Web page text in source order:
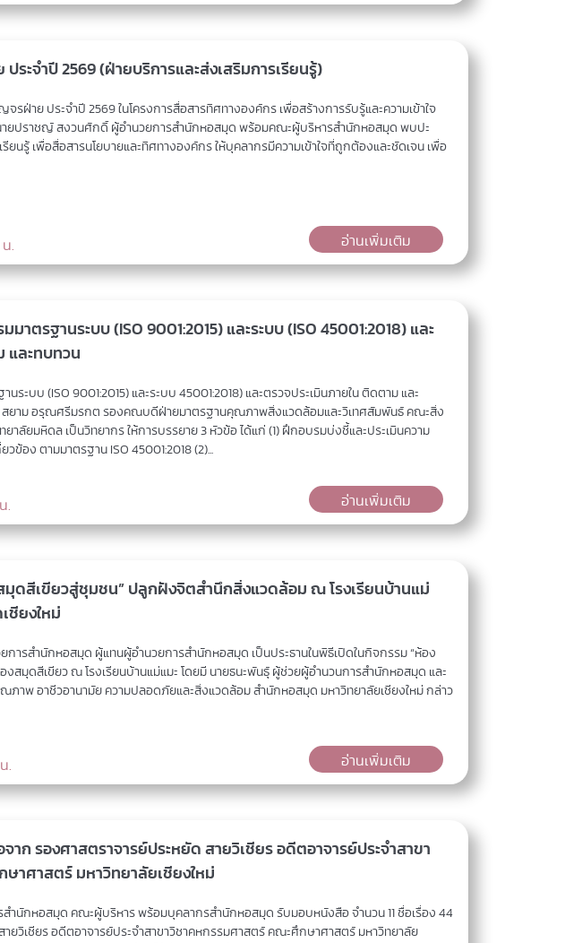
ะจำปี 2569 (ฝ่ายบริการและส่งเสริมการเรียนรู้)
ฝ่าย ประจำปี 2569 ในโครงการสื่อสารทิศทางองค์กร เพื่อสร้างการรับรู้และความเข้าใจ
ายปราชญ์ สงวนศักดิ์ ผู้อำนวยการสำนักหอสมุด พร้อมคณะผู้บริหารสำนักหอสมุด พบปะ
ยนรู้ เพื่อสื่อสารนโยบายและทิศทางองค์กร ให้บุคลากรมีความเข้าใจที่ถูกต้องและชัดเจน เพื่อ
. อ่านเพิ่มเติม
าตรฐานระบบ (ISO 9001:2015) และระบบ (ISO 45001:2018) และ
และทบทวน
ะบบ (ISO 9001:2015) และระบบ 45001:2018) และตรวจประเมินภายใน ติดตาม และ
สยาม อรุณศรีมรกต รองคณบดีฝ่ายมาตรฐานคุณภาพสิ่งแวดล้อมและวิเทศสัมพันธ์ คณะสิ่ง
าลัยมหิดล เป็นวิทยากร ให้การบรรยาย 3 หัวข้อ ได้แก่ (1) ฝึกอบรมบ่งชี้และประเมินความ
ข้อง ตามมาตรฐาน ISO 45001:2018 (2)...
. อ่านเพิ่มเติม
ดสีเขียวสู่ชุมชน” ปลูกฝังจิตสำนึกสิ่งแวดล้อม ณ โรงเรียนบ้านแม่
ชียงใหม่
ารสำนักหอสมุด ผู้แทนผู้อำนวยการสำนักหอสมุด เป็นประธานในพิธีเปิดในกิจกรรม “ห้อง
สมุดสีเขียว ณ โรงเรียนบ้านแม่แมะ โดยมี นายธนะพันธุ์ ผู้ช่วยผู้อำนวนการสำนักหอสมุด และ
ภาพ อาชีวอานามัย ความปลอดภัยและสิ่งแวดล้อม สำนักหอสมุด มหาวิทยาลัยเชียงใหม่ กล่าว
. อ่านเพิ่มเติม
ก รองศาสตราจารย์ประหยัด สายวิเชียร อดีตอาจารย์ประจำสาขา
าศาสตร์ มหาวิทยาลัยเชียงใหม่
ำนักหอสมุด คณะผู้บริหาร พร้อมบุคลากรสำนักหอสมุด รับมอบหนังสือ จำนวน 11 ชื่อเรื่อง 44
ายวิเชียร อดีตอาจารย์ประจำสาขาวิชาคหกรรมศาสตร์ คณะศึกษาศาสตร์ มหาวิทยาลัย